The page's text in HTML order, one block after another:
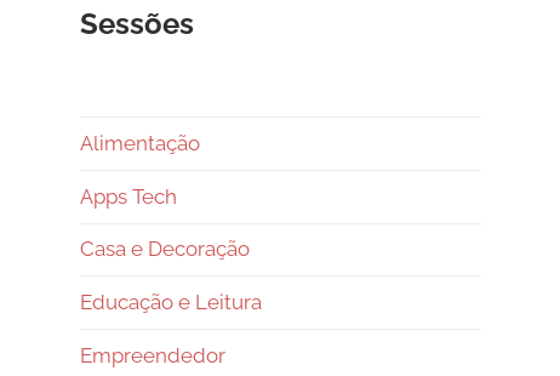
Sessões
Alimentação
Apps Tech
Casa e Decoração
Educação e Leitura
Empreendedor